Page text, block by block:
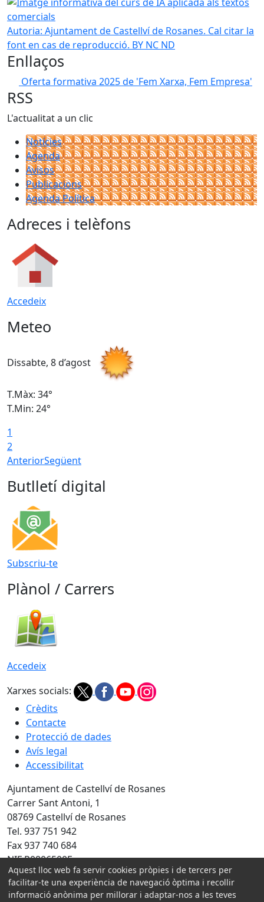
Autoria: Ajuntament de Castellví de Rosanes. Cal citar la
font en cas de reproducció. BY NC ND
Enllaços
Oferta formativa 2025 de 'Fem Xarxa, Fem Empresa'
RSS
L'actualitat a un clic
Notícies
Agenda
Avisos
Publicacions
Agenda Política
Adreces i telèfons
Accedeix
Meteo
Dissabte, 8 d’agost
T.Màx: 34°
T.Min: 24°
1
2
AnteriorSegüent
Butlletí digital
Subscriu-te
Plànol / Carrers
Accedeix
Xarxes socials:
Crèdits
Contacte
Protecció de dades
Avís legal
Accessibilitat
Ajuntament de Castellví de Rosanes
Carrer Sant Antoni, 1
08769 Castellví de Rosanes
Tel. 937 751 942
Fax 937 740 684
NIF P0806500E
Amb la col·laboració de:
Aquest lloc web fa servir cookies pròpies i de tercers per
facilitar-te una experiència de navegació òptima i recollir
informació anònima per millorar i adaptar-nos a les teves